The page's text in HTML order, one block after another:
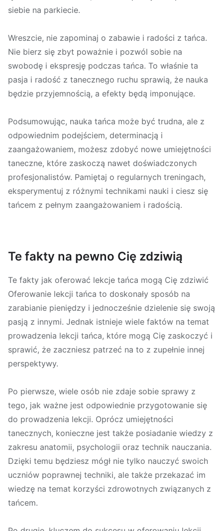
siebie na parkiecie.
Wreszcie, nie zapominaj o zabawie i radości z tańca.
Nie bierz się zbyt poważnie i pozwól sobie na
swobodę i ekspresję podczas tańca. To właśnie ta
pasja i radość z tanecznego ruchu sprawią, że nauka
będzie przyjemnością, a efekty będą imponujące.
Podsumowując, nauka tańca może być trudna, ale z
odpowiednim podejściem, determinacją i
zaangażowaniem, możesz zdobyć nowe umiejętności
taneczne, które zaskoczą nawet doświadczonych
profesjonalistów. Pamiętaj o regularnych treningach,
eksperymentuj z różnymi technikami nauki i ciesz się
tańcem z pełnym zaangażowaniem i radością.
Te fakty na pewno Cię zdziwią
Te fakty jak oferować lekcje tańca mogą Cię zdziwić
Oferowanie lekcji tańca to doskonały sposób na
zarabianie pieniędzy i jednocześnie dzielenie się swoją
pasją z innymi. Jednak istnieje wiele faktów na temat
prowadzenia lekcji tańca, które mogą Cię zaskoczyć i
sprawić, że zaczniesz patrzeć na to z zupełnie innej
perspektywy.
Po pierwsze, wiele osób nie zdaje sobie sprawy z
tego, jak ważne jest odpowiednie przygotowanie się
do prowadzenia lekcji. Oprócz umiejętności
tanecznych, konieczne jest także posiadanie wiedzy z
zakresu anatomii, psychologii oraz technik nauczania.
Dzięki temu będziesz mógł nie tylko nauczyć swoich
uczniów poprawnej techniki, ale także przekazać im
wiedzę na temat korzyści zdrowotnych związanych z
tańcem.